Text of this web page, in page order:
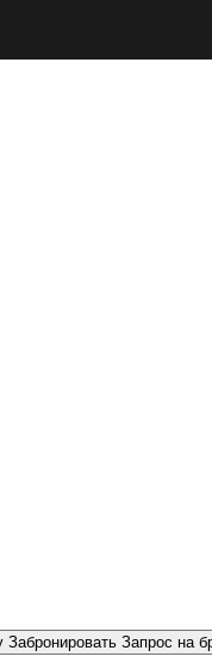
Забронировать Запрос на